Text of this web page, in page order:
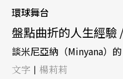
環球舞台
盤點曲折的人生經驗
談米尼亞納（Minyana）
文字 | 楊莉莉